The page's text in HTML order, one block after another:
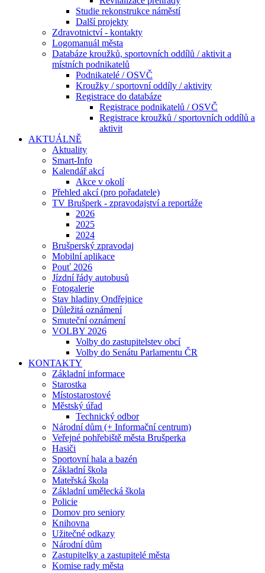
Studie rekonstrukce náměstí
Další projekty
Zdravotnictví - kontakty
Logomanuál města
Databáze kroužků, sportovních oddílů / aktivit a
místních podnikatelů
Podnikatelé / OSVČ
Kroužky / sportovní oddíly / aktivity
Registrace do databáze
Registrace podnikatelů / OSVČ
Registrace kroužků / sportovních oddílů a
aktivit
AKTUÁLNĚ
Aktuality
Smart-Info
Kalendář akcí
Akce v okolí
Přehled akcí (pro pořadatele)
TV Brušperk - zpravodajství a reportáže
2026
2025
2024
Brušperský zpravodaj
Mobilní aplikace
Pouť 2026
Jízdní řády autobusů
Fotogalerie
Stav hladiny Ondřejnice
Důležitá oznámení
Smuteční oznámení
VOLBY 2026
Volby do zastupitelstev obcí
Volby do Senátu Parlamentu ČR
KONTAKTY
Základní informace
Starostka
Místostarostové
Městský úřad
Technický odbor
Národní dům (+ Informační centrum)
Veřejné pohřebiště města Brušperka
Hasiči
Sportovní hala a bazén
Základní škola
Mateřská škola
Základní umělecká škola
Policie
Domov pro seniory
Knihovna
Užitečné odkazy
Národní dům
Zastupitelky a zastupitelé města
Komise rady města